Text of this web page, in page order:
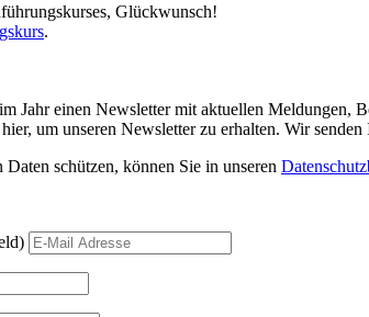
Glückwunsch!
.
Jahr einen Newsletter mit aktuellen Meldungen,
um unseren Newsletter zu erhalten. Wir
schützen, können Sie in unseren